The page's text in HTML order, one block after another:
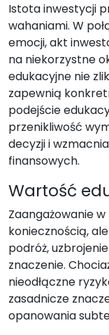
Istota inwestycji
wahaniami. W
emocji, akt
na niekorzystne
edukacyjne nie
zapewnią
podejście
przenikliwość
decyzji i
finansowych.
Wartość
Zaangażowanie
koniecznością,
podróż,
znaczenie.
nieodłączne
zasadnicze
opanowania